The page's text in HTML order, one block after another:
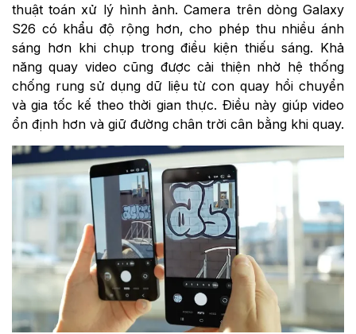
thuật toán xử lý hình ảnh. Camera trên dòng Galaxy
S26 có khẩu độ rộng hơn, cho phép thu nhiều ánh
sáng hơn khi chụp trong điều kiện thiếu sáng. Khả
năng quay video cũng được cải thiện nhờ hệ thống
chống rung sử dụng dữ liệu từ con quay hồi chuyển
và gia tốc kế theo thời gian thực. Điều này giúp video
ổn định hơn và giữ đường chân trời cân bằng khi quay.